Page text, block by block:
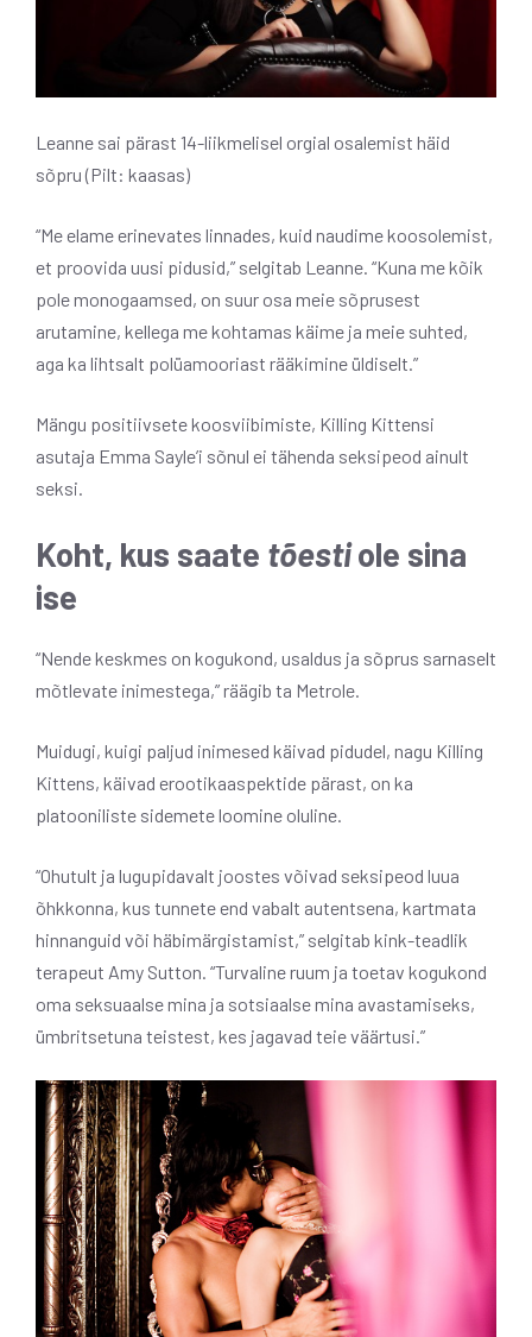
Leanne sai pärast 14-liikmelisel orgial osalemist häid
sõpru (Pilt: kaasas)
“Me elame erinevates linnades, kuid naudime koosolemist,
et proovida uusi pidusid,” selgitab Leanne. “Kuna me kõik
pole monogaamsed, on suur osa meie sõprusest
arutamine, kellega me kohtamas käime ja meie suhted,
aga ka lihtsalt polüamooriast rääkimine üldiselt.”
Mängu positiivsete koosviibimiste, Killing Kittensi
asutaja Emma Sayle’i sõnul ei tähenda seksipeod ainult
seksi.
Koht, kus saate tõestiole sina
ise
“Nende keskmes on kogukond, usaldus ja sõprus sarnaselt
mõtlevate inimestega,” räägib ta Metrole.
Muidugi, kuigi paljud inimesed käivad pidudel, nagu Killing
Kittens, käivad erootikaaspektide pärast, on ka
platooniliste sidemete loomine oluline.
“Ohutult ja lugupidavalt joostes võivad seksipeod luua
õhkkonna, kus tunnete end vabalt autentsena, kartmata
hinnanguid või häbimärgistamist,” selgitab kink-teadlik
terapeut Amy Sutton. “Turvaline ruum ja toetav kogukond
oma seksuaalse mina ja sotsiaalse mina avastamiseks,
ümbritsetuna teistest, kes jagavad teie väärtusi.”